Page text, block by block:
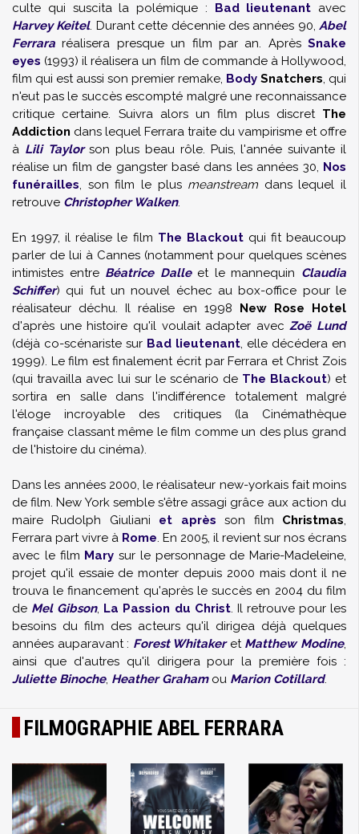
culte qui suscita la polémique : Bad lieutenant avec
Harvey Keitel. Durant cette décennie des années 90, Abel
Ferrara réalisera presque un film par an. Après Snake
eyes (1993) il réalisera un film de commande à Hollywood,
film qui est aussi son premier remake, Body Snatchers, qui
n'eut pas le succès escompté malgré une reconnaissance
critique certaine. Suivra alors un film plus discret The
Addiction dans lequel Ferrara traite du vampirisme et offre
à Lili Taylorson plus beau rôle. Puis, l'année suivante il
réalise un film de gangster basé dans les années 30, Nos
funérailles, son film le plus meanstream dans lequel il
retrouve Christopher Walken.
En 1997, il réalise le film The Blackoutqui fit beaucoup
parler de lui à Cannes (notamment pour quelques scènes
intimistes entre Béatrice Dalleet le mannequin Claudia
Schiffer) qui fut un nouvel échec au box-office pour le
réalisateur déchu. Il réalise en 1998 New Rose Hotel
d'après une histoire qu'il voulait adapter avecZoë Lund
(déjà co-scénariste sur Bad lieutenant, elle décédera en
1999). Le film est finalement écrit par Ferrara et Christ Zois
(qui travailla avec lui sur le scénario de The Blackout) et
sortira en salle dans l'indifférence totalement malgré
l'éloge incroyable des critiques (la Cinémathèque
française classant même le film comme un des plus grand
de l'histoire du cinéma).
Dans les années 2000, le réalisateur new-yorkais fait moins
de film. New York semble s'être assagi grâce aux action du
maireRudolph Giuliani et après son film Christmas,
Ferrara part vivre à Rome. En 2005, il revient sur nos écrans
avec le film Mary sur le personnage de Marie-Madeleine,
projet qu'il essaie de monter depuis 2000 mais dont il ne
trouva le financement qu'après le succès en 2004 du film
de Mel Gibson, La Passion du Christ. Il retrouve pour les
besoins du film des acteurs qu'il dirigea déjà quelques
années auparavant : Forest Whitakeret Matthew Modine,
ainsi que d'autres qu'il dirigera pour la première fois :
Juliette Binoche, Heather Grahamou Marion Cotillard.
FILMOGRAPHIE ABEL FERRARA